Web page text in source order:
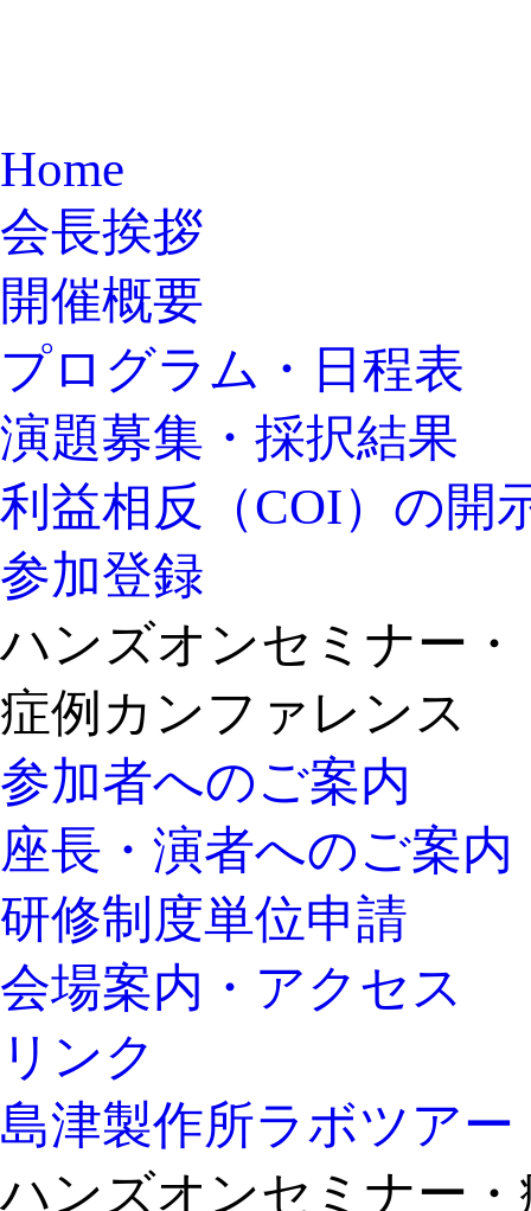
Home
会長挨拶
開催概要
プログラム・日程表
演題募集・採択結果
利益相反（COI）の開
参加登録
ハンズオンセミナー・
症例カンファレンス
参加者へのご案内
座長・演者へのご案内
研修制度単位申請
会場案内・アクセス
リンク
島津製作所ラボツアー
ハンズオンセミナー